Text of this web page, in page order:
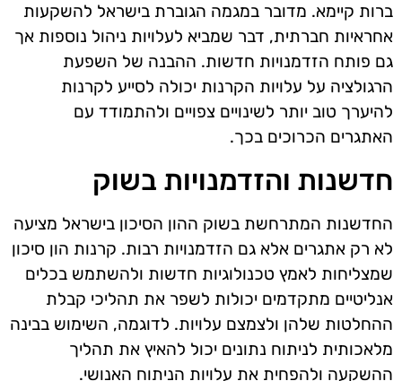
ברות קיימא. מדובר במגמה הגוברת בישראל להשקעות
אחראיות חברתית, דבר שמביא לעלויות ניהול נוספות אך
גם פותח הזדמנויות חדשות. ההבנה של השפעת
הרגולציה על עלויות הקרנות יכולה לסייע לקרנות
להיערך טוב יותר לשינויים צפויים ולהתמודד עם
האתגרים הכרוכים בכך.
חדשנות והזדמנויות בשוק
החדשנות המתרחשת בשוק ההון הסיכון בישראל מציעה
לא רק אתגרים אלא גם הזדמנויות רבות. קרנות הון סיכון
שמצליחות לאמץ טכנולוגיות חדשות ולהשתמש בכלים
אנליטיים מתקדמים יכולות לשפר את תהליכי קבלת
ההחלטות שלהן ולצמצם עלויות. לדוגמה, השימוש בבינה
מלאכותית לניתוח נתונים יכול להאיץ את תהליך
ההשקעה ולהפחית את עלויות הניתוח האנושי.